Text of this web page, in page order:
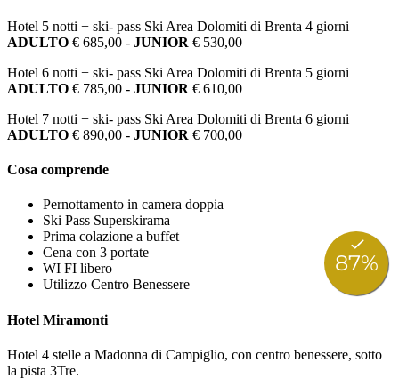
Hotel 5 notti + ski- pass Ski Area Dolomiti di Brenta 4 giorni
ADULTO € 685,00 - JUNIOR € 530,00
Hotel 6 notti + ski- pass Ski Area Dolomiti di Brenta 5 giorni
ADULTO € 785,00 - JUNIOR € 610,00
Hotel 7 notti + ski- pass Ski Area Dolomiti di Brenta 6 giorni
ADULTO € 890,00 - JUNIOR € 700,00
Cosa comprende
Pernottamento in camera doppia
Ski Pass Superskirama
Prima colazione a buffet
Cena con 3 portate
WI FI libero
Utilizzo Centro Benessere
Hotel Miramonti
Hotel 4 stelle a Madonna di Campiglio, con centro benessere, sotto
la pista 3Tre.